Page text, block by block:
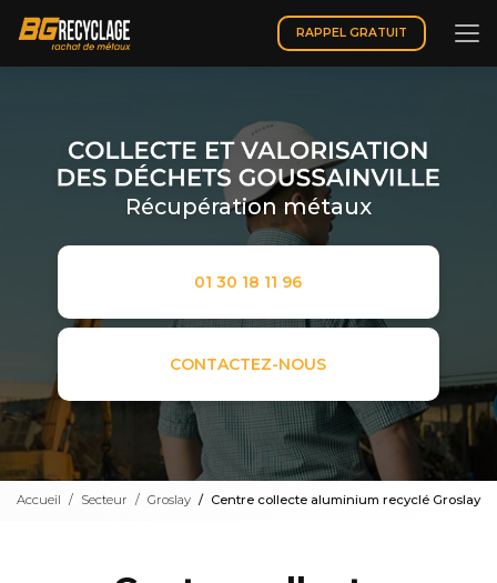
contenu
principal
RAPPEL GRATUIT
Récupération métaux
01 30 18 11 96
CONTACTEZ-NOUS
Accueil Secteur Groslay Centre collecte aluminium recyclé Groslay